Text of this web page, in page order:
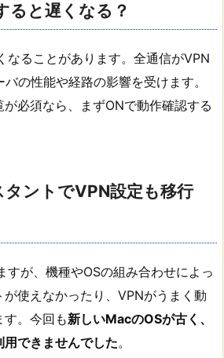
ると遅くなる？
なることがあります。全通信がVPN
の性能や経路の影響を受けます。
必須なら、まずONで動作確認する
タントでVPN設定も移行
すが、機種やOSの組み合わせによっ
使えなかったり、VPNがうまく動
。今回も新しいMacのOSが古く、
できませんでした。